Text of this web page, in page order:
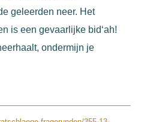
geleerden neer. Het
is een gevaarlijke bid‘ah!
ondermijn je